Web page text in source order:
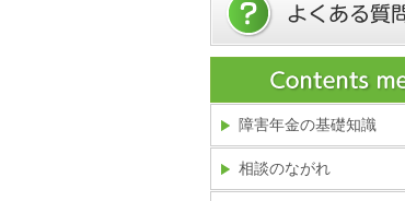
障害年金の基礎知識
相談のながれ